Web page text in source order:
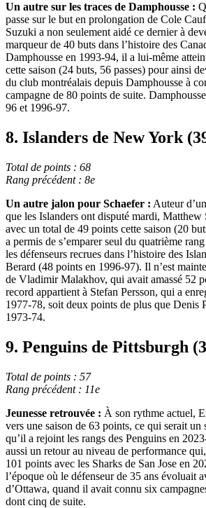
Un autre sur les traces de Damphousse :
passe sur le but en prolongation de Cole
Suzuki a non seulement aidé ce dernier à
marqueur de 40 buts dans l’histoire des
Damphousse en 1993-94, il a lui-même
cette saison (24 buts, 56 passes) pour ainsi
du club montréalais depuis Damphousse à
campagne de 80 points de suite.
96 et 1996-97.
8. Islanders de New York
Total de points : 68
Rang précédent : 8e
Un autre jalon pour Schaefer : Auteur
que les Islanders ont disputé mardi, Matthew
avec un total de 49 points cette saison (20
a permis de s’emparer seul du quatrième
les défenseurs recrues dans l’histoire des
Berard (48 points en 1996-97). Il n’est
de Vladimir Malakhov, qui avait amassé 52
record appartient à Stefan Persson, qui a
1977-78, soit deux points de plus que Denis
1973-74.
9. Penguins de Pittsburgh
Total de points : 57
Rang précédent : 11e
Jeunesse retrouvée : À son rythme actuel,
vers une saison de 63 points, ce qui serait
qu’il a rejoint les rangs des Penguins en
aussi un retour au niveau de performance
101 points avec les Sharks de San Jose en
l’époque où le défenseur de 35 ans évoluait
d’Ottawa, quand il avait connu six
dont cinq de suite.